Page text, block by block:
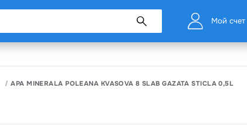
Мой счет
APA MINERALA POLEANA KVASOVA 8 SLAB GAZATA STICLA 0,5L